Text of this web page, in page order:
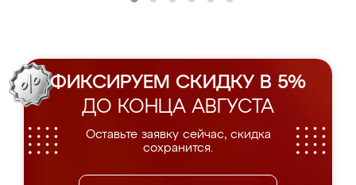
ФИКСИРУЕМ СКИДКУ В 5%
ДО КОНЦА АВГУСТА
Оставьте заявку сейчас, скидка
сохранится.